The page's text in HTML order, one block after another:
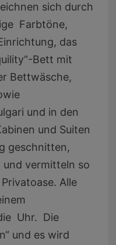
sich durch
Farbtöne,
das
Bett mit
Bettwäsche,
und in den
und Suiten
geschnitten,
vermitteln so
Alle
Uhr. Die
und es wird